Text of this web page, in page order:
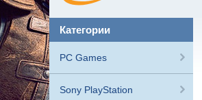
категории
PC Games
Sony PlayStation